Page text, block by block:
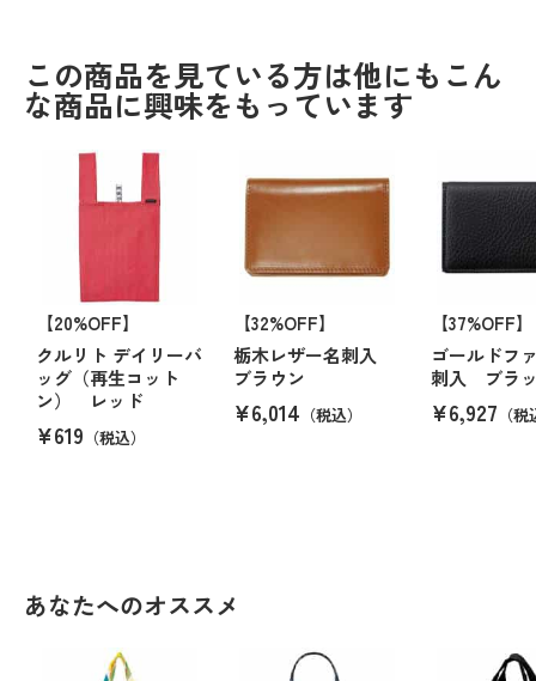
この商品を見ている方は他にもこん
な商品に興味をもっています
【20%OFF】
クルリト デイリーバ
ッグ（再生コット
ン） レッド
¥619 （税込）
【32%OFF】
栃木レザー名刺入
ブラウン
¥6,014 （税込）
【37%OFF】
ゴールドフ
刺入 ブラ
¥6,927 （
あなたへのオススメ